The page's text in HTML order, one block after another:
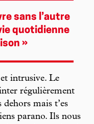
sans l’autre
quotidienne
»
intrusive. Le
régulièrement
mais t’es
parano. Ils nous